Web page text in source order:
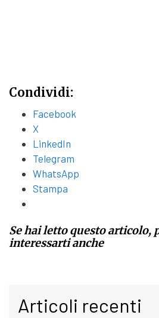
Condividi:
Facebook
X
LinkedIn
Telegram
WhatsApp
Stampa
Se hai letto questo articolo,
interessarti anche
Articoli recenti